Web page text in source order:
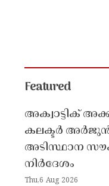
Featured
അക്വാട്ടിക്
കലക്ടർ അർജുൻ
അടിസ്ഥാന
നിർദേശം
Thu,6 Aug 2026